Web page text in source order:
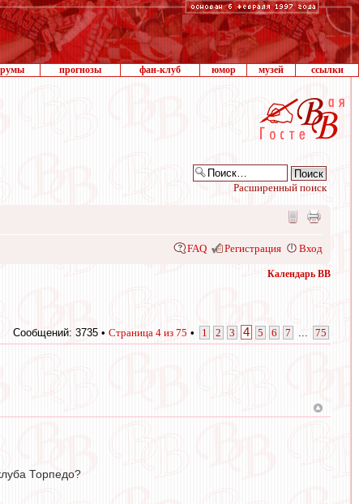
прогнозы фан-клуб юмор музей ссылки
Расширенный поиск
FAQ Регистрация Вход
Календарь ВВ
Сообщений: 3735 • Страница 4 из 75 • 1 2 3 4 5 6 7 75
Торпедо?